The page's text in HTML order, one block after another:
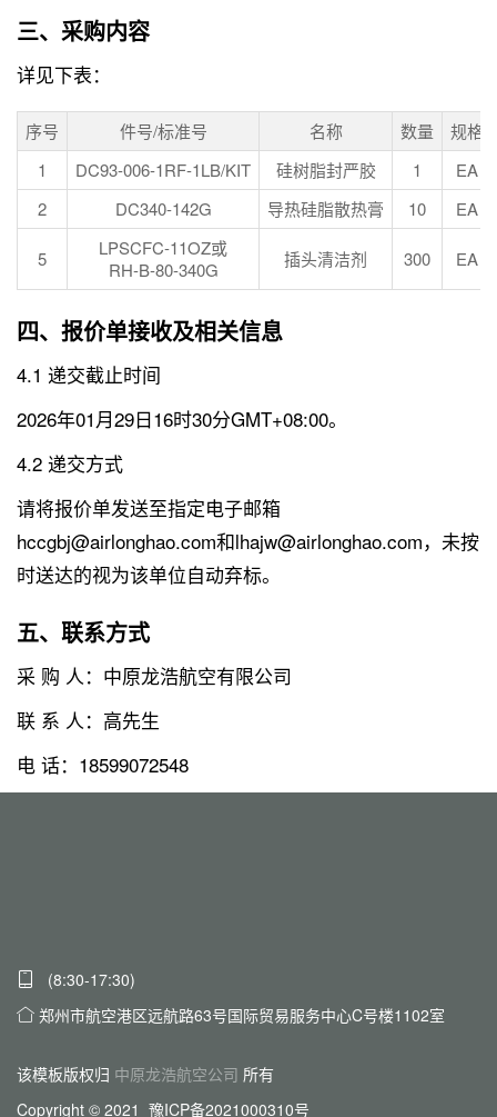
三、采购内容
详见下表：
序号 件号/标准号 名称 数量
规格
1
DC93-006-1RF-1LB/KIT 硅树脂封严胶 1
EA
2
DC340-142G 导热硅脂散热膏 10 EA
5
LPSCFC-11OZ或
RH-B-80-340G
插头清洁剂 300 EA
四、报价单接收及相关信息
4.1 递交截止时间
2026年01月29日16时30分GMT+08:00。
4.2 递交方式
请将报价单发送至指定电子邮箱
hccgbj@airlonghao.com和lhajw@airlonghao.com，未按
时送达的视为该单位自动弃标。
五、联系方式
采 购 人：中原龙浩航空有限公司
联 系 人：高先生
电 话：18599072548
(8:30-17:30)
郑州市航空港区远航路63号国际贸易服务中心C号楼1102室
该模板版权归 中原龙浩航空公司 所有
Copyright © 2021 豫ICP备2021000310号